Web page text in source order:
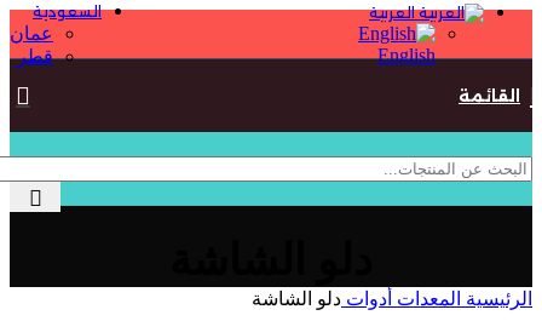
العربية
English
السعودية
عمان
قطر
القائمة
الرئيسية المعدات أدوات دلو الشاشة